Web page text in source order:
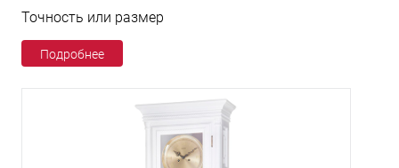
Точность или размер
Подробнее